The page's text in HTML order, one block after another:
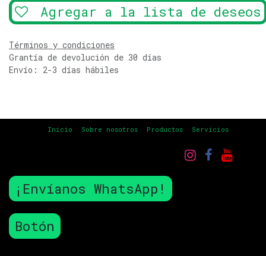
Agregar a la lista de deseos
Términos y condiciones
Grantía de devolución de 30 días
Envío: 2-3 días hábiles
Inicio Sobre nosotros Productos Servicios
¡Envíanos WhatsApp!
Botón